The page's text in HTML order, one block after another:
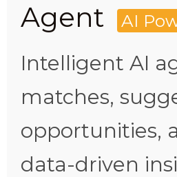
Agent
AI
Intelligent AI
matches,
opportunities,
data-driven